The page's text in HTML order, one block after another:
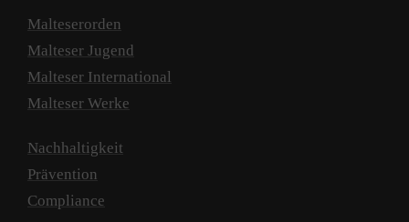
Malteserorden
Malteser Jugend
Malteser International
Malteser Werke
Nachhaltigkeit
Prävention
Compliance